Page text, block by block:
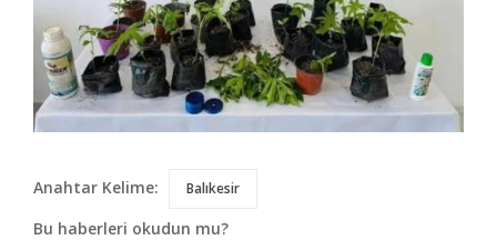
Anahtar Kelime: Balıkesir
Bu haberleri okudun mu?